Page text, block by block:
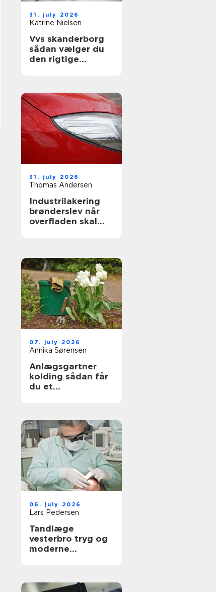
31. july 2026
Katrine Nielsen
Vvs skanderborg
sådan vælger du
den rigtige
31. july 2026
Thomas Andersen
Industrilakering
brønderslev når
overfladen skal
07. july 2026
Annika Sørensen
Anlægsgartner
kolding sådan får
du et
06. july 2026
Lars Pedersen
Tandlæge
vesterbro tryg og
moderne